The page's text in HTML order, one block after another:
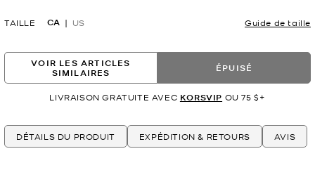
TAILLE CA US Guide de taille
VOIR LES ARTICLES
SIMILAIRES
ÉPUISÉ
LIVRAISON GRATUITE AVEC KORSVIP OU 75 $+
DÉTAILS DU PRODUIT EXPÉDITION & RETOURS AVIS